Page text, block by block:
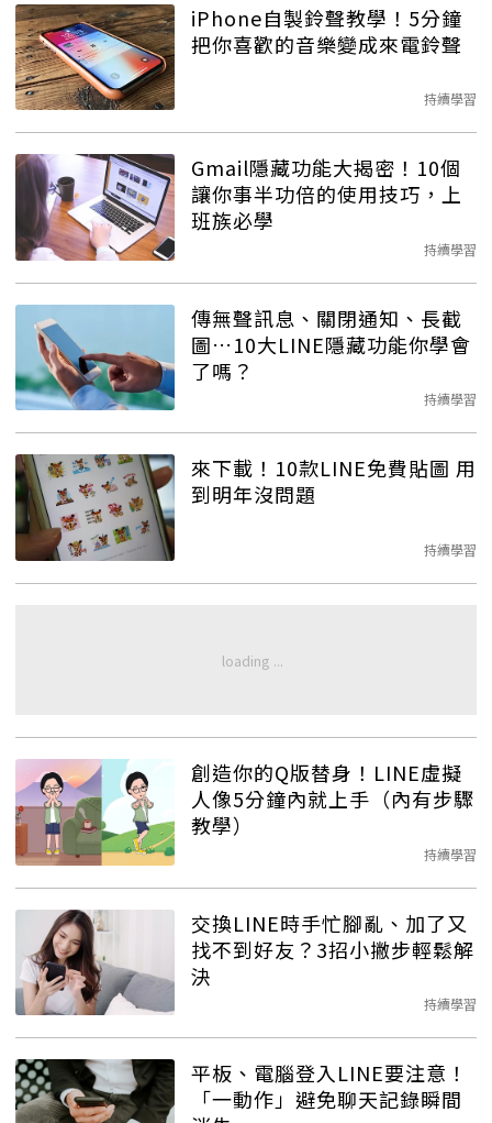
iPhone自製鈴聲教學！5分鐘
把你喜歡的音樂變成來電鈴聲
持續學習
Gmail隱藏功能大揭密！10個
讓你事半功倍的使用技巧，上
班族必學
持續學習
傳無聲訊息、關閉通知、長截
圖…10大LINE隱藏功能你學會
了嗎？
持續學習
來下載！10款LINE免費貼圖 用
到明年沒問題
持續學習
創造你的Q版替身！LINE虛擬
人像5分鐘內就上手（內有步驟
教學）
持續學習
交換LINE時手忙腳亂、加了又
找不到好友？3招小撇步輕鬆解
決
持續學習
平板、電腦登入LINE要注意！
「一動作」避免聊天記錄瞬間